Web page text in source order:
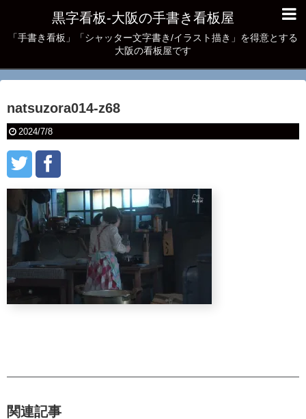
黒字看板‐大阪の手書き看板屋
「手書き看板」「シャッター文字書き/イラスト描き」を得意とする
大阪の看板屋です
natsuzora014-z68
2024/7/8
関連記事